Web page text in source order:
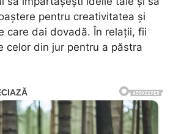
pentru creativitatea și
care dai dovadă. În relații, fii
celor din jur pentru a păstra